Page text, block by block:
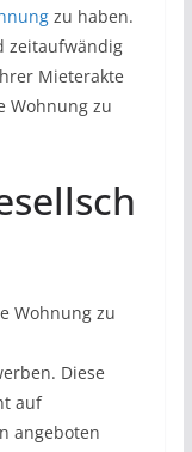
zu haben.
zeitaufwändig
Mieterakte
Wohnung zu
Wohnung zu
Diese
auf
angeboten